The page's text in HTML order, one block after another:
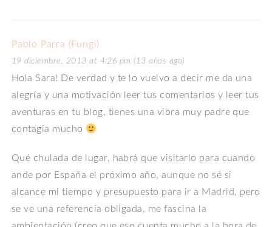
Pablo Parra (Fungi)
19 diciembre, 2013 at 4:26 pm (13 años ago)
Hola Sara! De verdad y te lo vuelvo a decir me da una
alegría y una motivación leer tus comentarios y leer tus
aventuras en tu blog, tienes una vibra muy padre que
contagia mucho
Qué chulada de lugar, habrá que visitarlo para cuando
ande por España el próximo año, aunque no sé si
alcance mi tiempo y presupuesto para ir a Madrid, pero
se ve una referencia obligada, me fascina la